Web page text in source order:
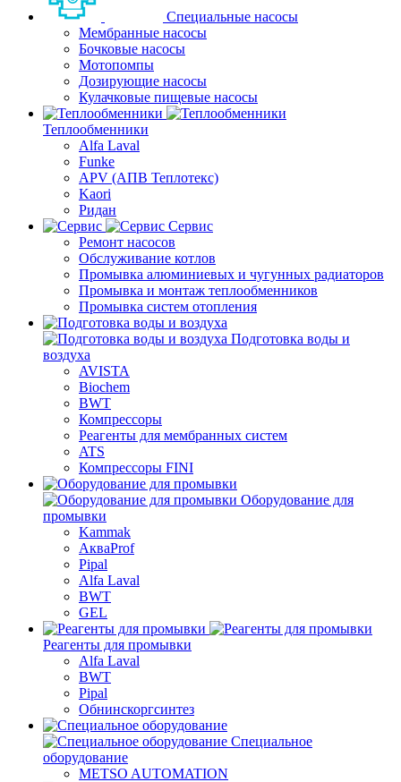
Специальные насосы
Мембранные насосы
Бочковые насосы
Мотопомпы
Дозирующие насосы
Кулачковые пищевые насосы
Теплообменники
Alfa Laval
Funke
APV (АПВ Теплотекс)
Kaori
Ридан
Сервис
Ремонт насосов
Обслуживание котлов
Промывка алюминиевых и чугунных радиаторов
Промывка и монтаж теплообменников
Промывка систем отопления
Подготовка воды и
воздуха
AVISTA
Biochem
BWT
Компрессоры
Реагенты для мембранных систем
ATS
Компрессоры FINI
Оборудование для
промывки
Kammak
АкваProf
Pipal
Alfa Laval
BWT
GEL
Реагенты для промывки
Alfa Laval
BWT
Pipal
Обнинскоргсинтез
Специальное
оборудование
METSO AUTOMATION